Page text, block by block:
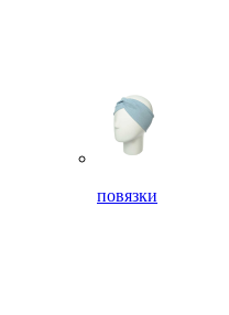
повязки